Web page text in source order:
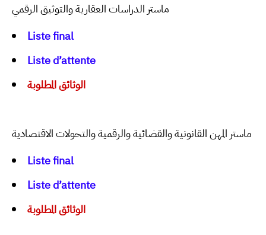
ماستر الدراسات العقارية والتوثيق الرقمي
Liste final
Liste d’attente
الوثائق المطلوبة
ماستر المهن القانونية والقضائية والرقمية والتحولات الاقتصادية
Liste final
Liste d’attente
الوثائق المطلوبة